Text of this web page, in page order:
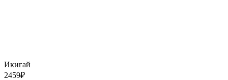
Икигай
2459₽